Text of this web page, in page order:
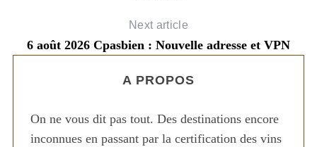
Next article
6 août 2026 Cpasbien : Nouvelle adresse et VPN
A PROPOS
On ne vous dit pas tout. Des destinations encore
inconnues en passant par la certification des vins